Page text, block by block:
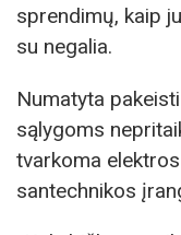
sprendimų, kaip
su negalia.
Numatyta
sąlygoms
tvarkoma
santechnikos